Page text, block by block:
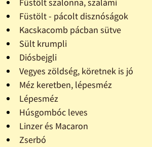
Füstölt szalonna, szalámi
Füstölt - pácolt disznóságok
Kacskacomb pácban sütve
Sült krumpli
Diósbejgli
Vegyes zöldség, köretnek is jó
Méz keretben, lépesméz
Lépesméz
Húsgombóc leves
Linzer és Macaron
Zserbó